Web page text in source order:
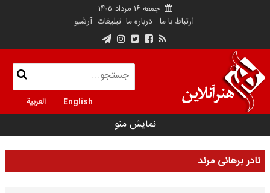
جمعه ۱۶ مرداد ۱۴۰۵
ارتباط با ما درباره ما تبلیغات آرشیو
English العربية
نمایش منو
نادر برهانی مرند